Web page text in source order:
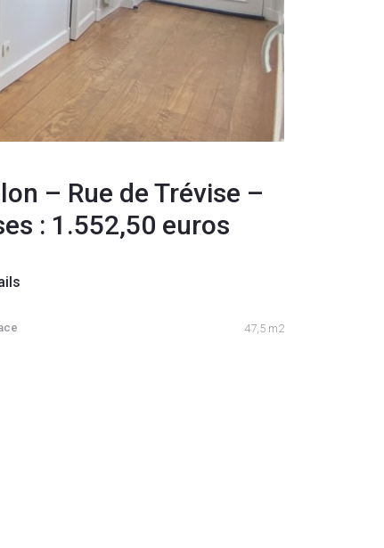
– Rue de Trévise –
: 1.552,50 euros
47,5 m2